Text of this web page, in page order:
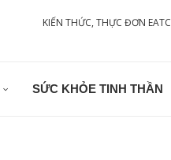
KIẾN THỨC, THỰC ĐƠN
SỨC KHỎE TINH THẦN